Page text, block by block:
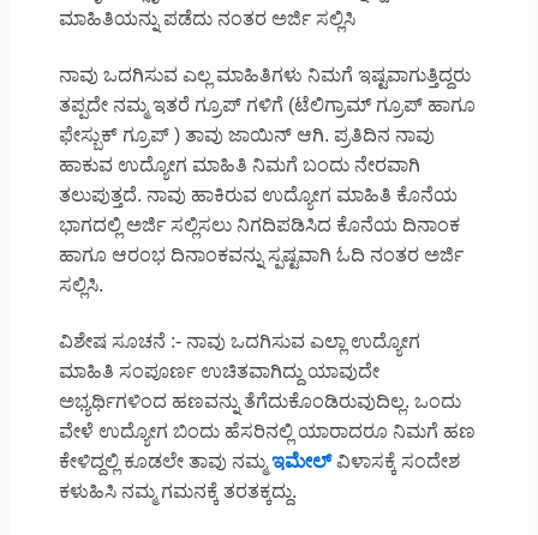
ಮಾಹಿತಿಯನ್ನು ಪಡೆದು ನಂತರ ಅರ್ಜಿ ಸಲ್ಲಿಸಿ
ನಾವು ಒದಗಿಸುವ ಎಲ್ಲ ಮಾಹಿತಿಗಳು ನಿಮಗೆ ಇಷ್ಟವಾಗುತ್ತಿದ್ದರು
ತಪ್ಪದೇ ನಮ್ಮ ಇತರೆ ಗ್ರೂಪ್ ಗಳಿಗೆ (ಟೆಲಿಗ್ರಾಮ್ ಗ್ರೂಪ್ ಹಾಗೂ
ಫೇಸ್ಬುಕ್ ಗ್ರೂಪ್ ) ತಾವು ಜಾಯಿನ್ ಆಗಿ. ಪ್ರತಿದಿನ ನಾವು
ಹಾಕುವ ಉದ್ಯೋಗ ಮಾಹಿತಿ ನಿಮಗೆ ಬಂದು ನೇರವಾಗಿ
ತಲುಪುತ್ತದೆ. ನಾವು ಹಾಕಿರುವ ಉದ್ಯೋಗ ಮಾಹಿತಿ ಕೊನೆಯ
ಭಾಗದಲ್ಲಿ ಅರ್ಜಿ ಸಲ್ಲಿಸಲು ನಿಗದಿಪಡಿಸಿದ ಕೊನೆಯ ದಿನಾಂಕ
ಹಾಗೂ ಆರಂಭ ದಿನಾಂಕವನ್ನು ಸ್ಪಷ್ಟವಾಗಿ ಓದಿ ನಂತರ ಅರ್ಜಿ
ಸಲ್ಲಿಸಿ.
ವಿಶೇಷ ಸೂಚನೆ :- ನಾವು ಒದಗಿಸುವ ಎಲ್ಲಾ ಉದ್ಯೋಗ
ಮಾಹಿತಿ ಸಂಪೂರ್ಣ ಉಚಿತವಾಗಿದ್ದು ಯಾವುದೇ
ಅಭ್ಯರ್ಥಿಗಳಿಂದ ಹಣವನ್ನು ತೆಗೆದುಕೊಂಡಿರುವುದಿಲ್ಲ. ಒಂದು
ವೇಳೆ ಉದ್ಯೋಗ ಬಿಂದು ಹೆಸರಿನಲ್ಲಿ ಯಾರಾದರೂ ನಿಮಗೆ ಹಣ
ಕೇಳಿದ್ದಲ್ಲಿ ಕೂಡಲೇ ತಾವು ನಮ್ಮಇಮೇಲ್ವಿಳಾಸಕ್ಕೆ ಸಂದೇಶ
ಕಳುಹಿಸಿ ನಮ್ಮ ಗಮನಕ್ಕೆ ತರತಕ್ಕದ್ದು.